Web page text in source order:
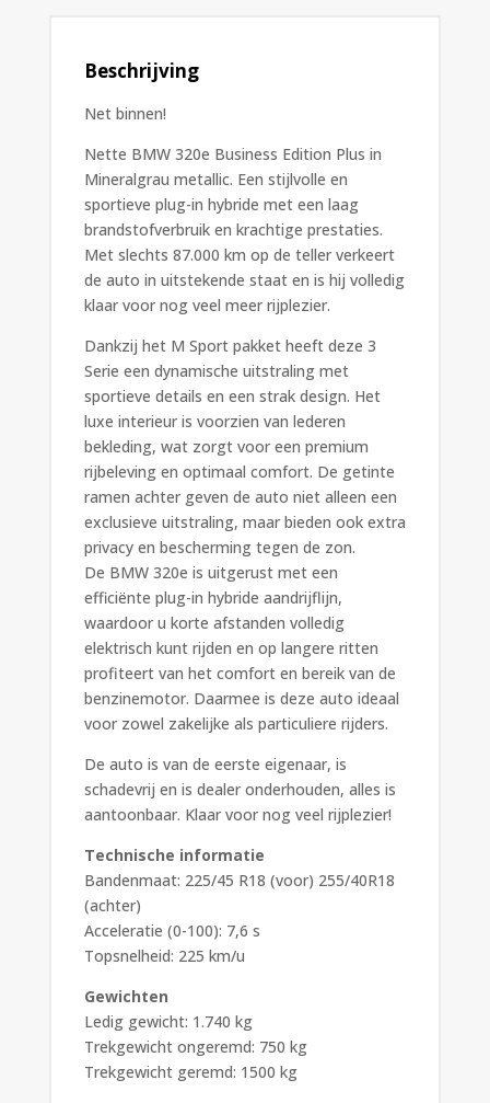
Beschrijving
Net binnen!
Nette BMW 320e Business Edition Plus in
Mineralgrau metallic. Een stijlvolle en
sportieve plug-in hybride met een laag
brandstofverbruik en krachtige prestaties.
Met slechts 87.000 km op de teller verkeert
de auto in uitstekende staat en is hij volledig
klaar voor nog veel meer rijplezier.
Dankzij het M Sport pakket heeft deze 3
Serie een dynamische uitstraling met
sportieve details en een strak design. Het
luxe interieur is voorzien van lederen
bekleding, wat zorgt voor een premium
rijbeleving en optimaal comfort. De getinte
ramen achter geven de auto niet alleen een
exclusieve uitstraling, maar bieden ook extra
privacy en bescherming tegen de zon.
De BMW 320e is uitgerust met een
efficiënte plug-in hybride aandrijflijn,
waardoor u korte afstanden volledig
elektrisch kunt rijden en op langere ritten
profiteert van het comfort en bereik van de
benzinemotor. Daarmee is deze auto ideaal
voor zowel zakelijke als particuliere rijders.
De auto is van de eerste eigenaar, is
schadevrij en is dealer onderhouden, alles is
aantoonbaar. Klaar voor nog veel rijplezier!
Technische informatie
Bandenmaat: 225/45 R18 (voor) 255/40R18
(achter)
Acceleratie (0-100): 7,6 s
Topsnelheid: 225 km/u
Gewichten
Ledig gewicht: 1.740 kg
Trekgewicht ongeremd: 750 kg
Trekgewicht geremd: 1500 kg